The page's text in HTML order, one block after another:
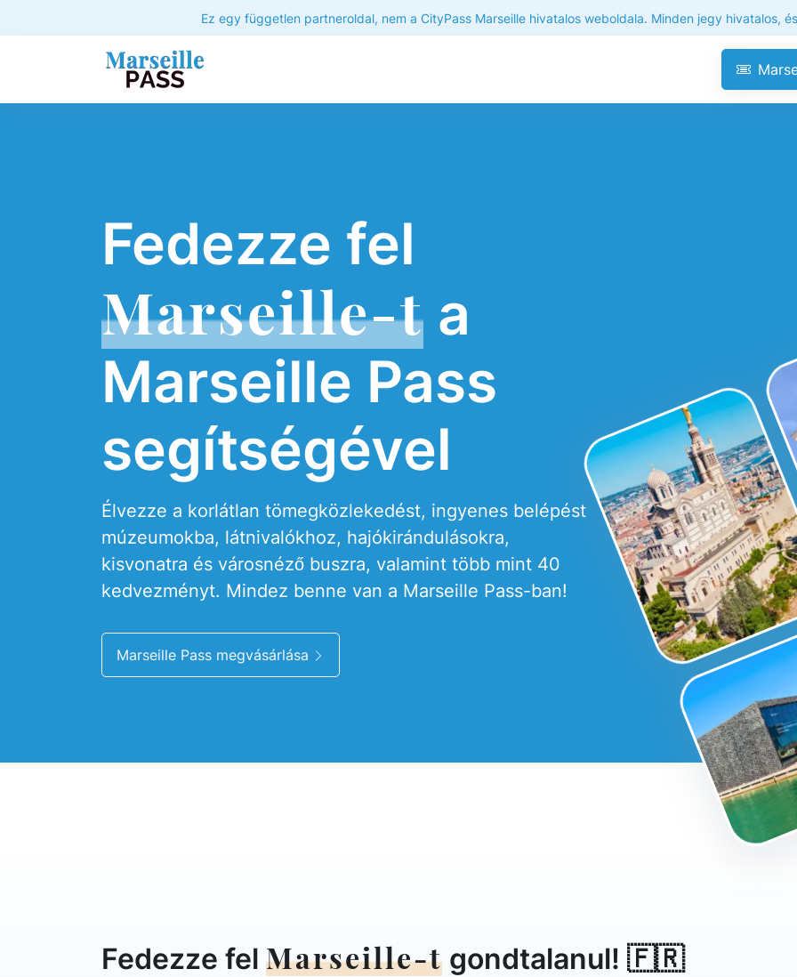
Ez egy független partneroldal, nem a CityPass Marseille hivatalos weboldala. Minden jegy hivatalos,
Fedezze fel
Marseille-t a
Marseille Pass
segítségével
Élvezze a korlátlan tömegközlekedést, ingyenes belépést
múzeumokba, látnivalókhoz, hajókirándulásokra,
kisvonatra és városnéző buszra, valamint több mint 40
kedvezményt. Mindez benne van a Marseille Pass-ban!
Marseille Pass megvásárlása
Fedezze fel Marseille-t gondtalanul! 🇫🇷